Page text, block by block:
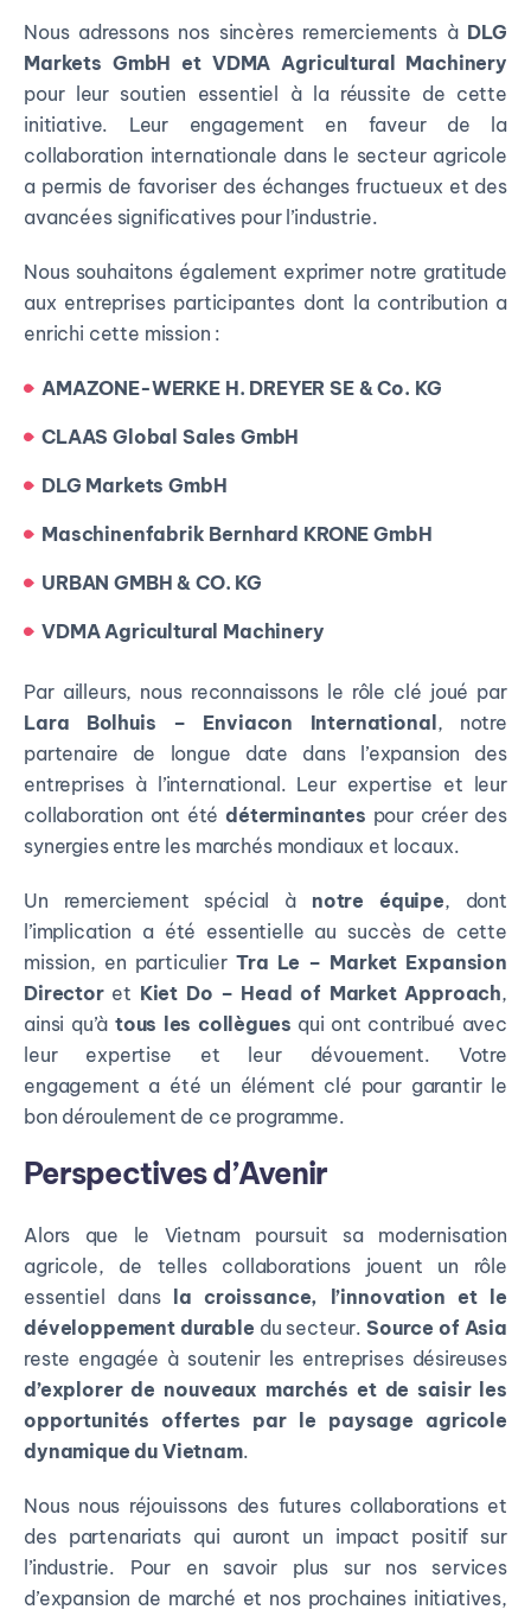
Nous adressons nos sincères remerciements à DLG
Markets GmbH et VDMA Agricultural Machinery
pour leur soutien essentiel à la réussite de cette
initiative. Leur engagement en faveur de la
collaboration internationale dans le secteur agricole
a permis de favoriser des échanges fructueux et des
avancées significatives pour l’industrie.
Nous souhaitons également exprimer notre gratitude
aux entreprises participantes dont la contribution a
enrichi cette mission :
AMAZONE-WERKE H. DREYER SE & Co. KG
CLAAS Global Sales GmbH
DLG Markets GmbH
Maschinenfabrik Bernhard KRONE GmbH
URBAN GMBH & CO. KG
VDMA Agricultural Machinery
Par ailleurs, nous reconnaissons le rôle clé joué par
Lara Bolhuis – Enviacon International , notre
partenaire de longue date dans l’expansion des
entreprises à l’international. Leur expertise et leur
collaboration ont été déterminantes pour créer des
synergies entre les marchés mondiaux et locaux.
Un remerciement spécial à notre équipe, dont
l’implication a été essentielle au succès de cette
mission, en particulier Tra Le – Market Expansion
Directoret Kiet Do – Head of Market Approach,
ainsi qu’à tous les collègues qui ont contribué avec
leur expertise et leur dévouement. Votre
engagement a été un élément clé pour garantir le
bon déroulement de ce programme.
Perspectives d’Avenir
Alors que le Vietnam poursuit sa modernisation
agricole, de telles collaborations jouent un rôle
essentiel dans
la croissance, l’innovation et le
développement durable du secteur.Source of Asia
reste engagée à soutenir les entreprises désireuses
d’explorer de nouveaux marchés et de saisir les
opportunités offertes par le paysage agricole
dynamique du Vietnam.
Nous nous réjouissons des futures collaborations et
des partenariats qui auront un impact positif sur
l’industrie. Pour en savoir plus sur nos services
d’expansion de marché et nos prochaines initiatives,